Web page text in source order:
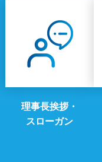
理事長挨拶・
スローガン